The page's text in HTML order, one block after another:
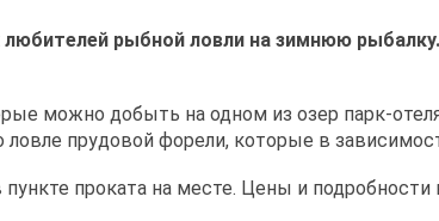
любителей рыбной ловли на зимнюю
можно добыть на одном из озер парк-
ловле прудовой форели, которые в
проката на месте. Цены и